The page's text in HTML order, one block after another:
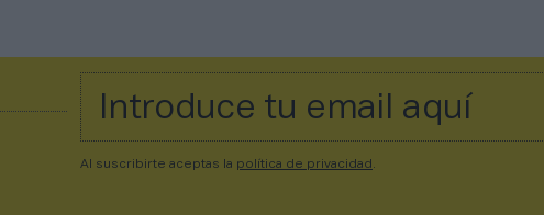
Al suscribirte aceptas la política de privacidad